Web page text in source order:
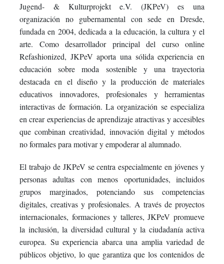
Jugend- & Kulturprojekt e.V. (JKPeV) es una
organización no gubernamental con sede en Dresde,
fundada en 2004, dedicada a la educación, la cultura y el
arte. Como desarrollador principal del curso online
Refashionized, JKPeV aporta una sólida experiencia en
educación sobre moda sostenible y una trayectoria
destacada en el diseño y la producción de materiales
educativos innovadores, profesionales y herramientas
interactivas de formación. La organización se especializa
en crear experiencias de aprendizaje atractivas y accesibles
que combinan creatividad, innovación digital y métodos
no formales para motivar y empoderar al alumnado.
El trabajo de JKPeV se centra especialmente en jóvenes y
personas adultas con menos oportunidades, incluidos
grupos marginados, potenciando sus competencias
digitales, creativas y profesionales. A través de proyectos
internacionales, formaciones y talleres, JKPeV promueve
la inclusión, la diversidad cultural y la ciudadanía activa
europea. Su experiencia abarca una amplia variedad de
públicos objetivo, lo que garantiza que los contenidos de